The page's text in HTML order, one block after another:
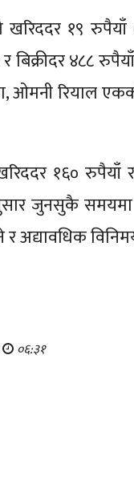
१९ रुपैयाँ
बिक्रीदर ४८८
ओमनी रियाल
१६० रुपैयाँ र
जुनसुकै
०६:३१